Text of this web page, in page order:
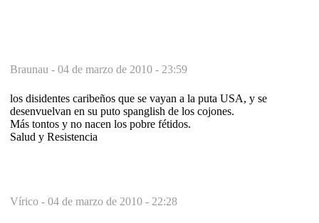
Braunau - 04 de marzo de 2010 - 23:59
los disidentes caribeños que se vayan a la puta USA, y se
desenvuelvan en su puto spanglish de los cojones.
Más tontos y no nacen los pobre fétidos.
Salud y Resistencia
Vírico - 04 de marzo de 2010 - 22:28